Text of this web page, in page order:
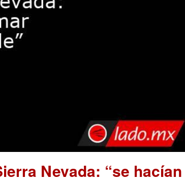
Nevada: “se hacían